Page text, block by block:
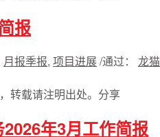
报
月报季报, 项目进展/通过： 龙猫
转载请注明出处。 分享
年3月工作简报